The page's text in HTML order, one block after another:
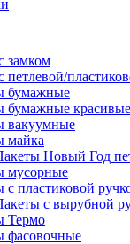
замком
петлевой/
бумажные
бумажные красивые
вакуумные
майка
Новый Год
мусорные
с пластиковой
с вырубной
Термо
фасовочные